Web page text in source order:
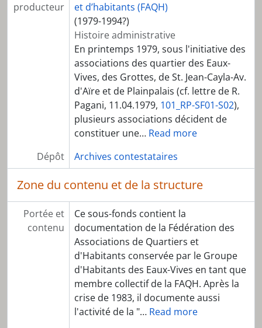
producteur
et d’habitants (FAQH)
(1979-1994?)
Histoire administrative
En printemps 1979, sous l'initiative des
associations des quartier des Eaux-
Vives, des Grottes, de St. Jean-Cayla-Av.
d'Aïre et de Plainpalais (cf. lettre de R.
Pagani, 11.04.1979, 101_RP-SF01-S02),
plusieurs associations décident de
constituer une… Read more
Dépôt
Archives contestataires
Zone du contenu et de la structure
Portée et
contenu
Ce sous-fonds contient la
documentation de la Fédération des
Associations de Quartiers et
d'Habitants conservée par le Groupe
d'Habitants des Eaux-Vives en tant que
membre collectif de la FAQH. Après la
crise de 1983, il documente aussi
l'activité de la "… Read more